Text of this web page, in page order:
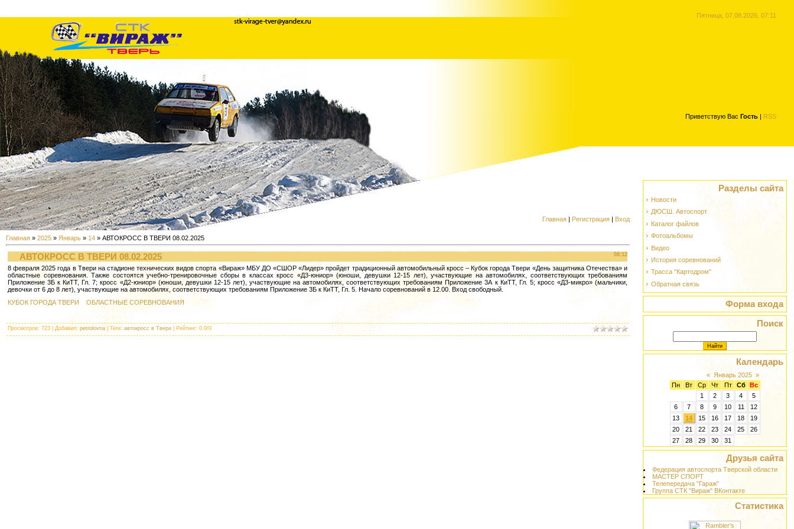
Пятница, 07.08.2026, 07:11
Приветствую Вас Гость | RSS
Главная | Регистрация | Вход
Главная » 2025 » Январь » 14 » АВТОКРОСС В ТВЕРИ 08.02.2025
08:12
АВТОКРОСС В ТВЕРИ 08.02.2025
8 февраля 2025 года в Твери на стадионе технических видов спорта «Вираж» МБУ ДО «СШОР «Лидер» пройдет традиционный автомобильный кросс – Кубок города Твери «День защитника Отечества» и
областные соревнования. Также состоятся учебно-тренировочные сборы в классах кросс «Д3-юниор» (юноши, девушки 12-15 лет), участвующие на автомобилях, соответствующих требованиям
Приложение 3Б к КиТТ, Гл. 7; кросс «Д2-юниор» (юноши, девушки 12-15 лет), участвующие на автомобилях, соответствующих требованиям Приложение 3А к КиТТ, Гл. 5; кросс «Д3-микро» (мальчики,
девочки от 6 до 8 лет), участвующие на автомобилях, соответствующих требованиям Приложение 3Б к КиТТ, Гл. 5. Начало соревнований в 12.00. Вход свободный.
КУБОК ГОРОДА ТВЕРИ
ОБЛАСТНЫЕ СОРЕВНОВАНИЯ
Просмотров: 723 | Добавил: petrolovna Теги: автокросс в Твери Рейтинг: 0.0/0
Разделы сайта
Новости
ДЮСШ. Автоспорт
Каталог файлов
Фотоальбомы
Видео
История соревнований
Трасса "Картодром"
Обратная связь
Форма входа
Поиск
Календарь
« Январь 2025 »
Пн
Вт Ср Чт Пт Сб
Вс
1
2 3 4
5
6
7 8 9 10 11
12
13
14 15 16 17 18
19
20
21 22 23 24 25
26
27
28 29 30 31
Друзья сайта
Федерация автоспорта Тверской области
МАСТЕР СПОРТ
Телепередача "Гараж"
Группа СТК "Вираж" ВКонтакте
Статистика